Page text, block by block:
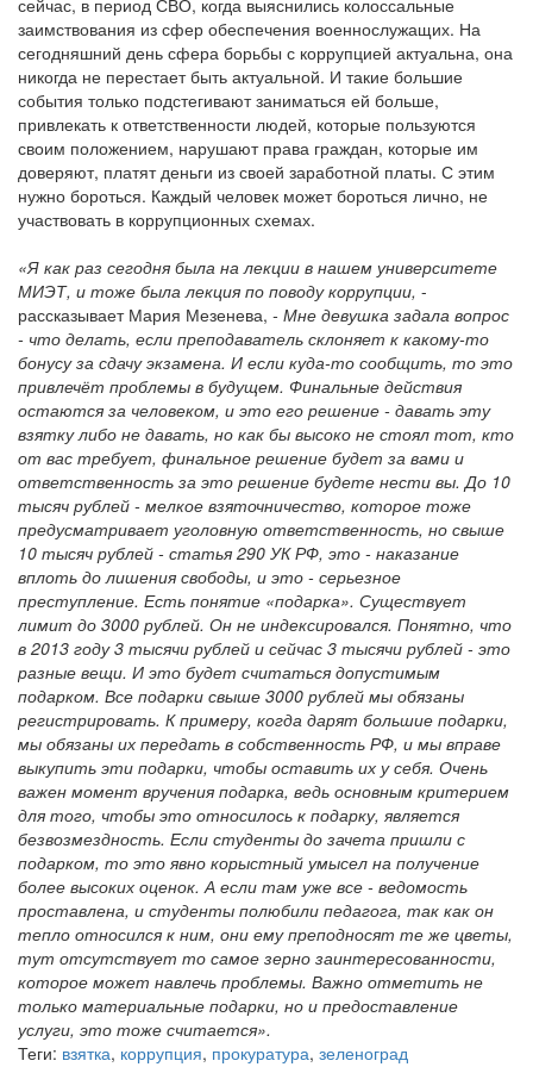
сейчас, в период СВО, когда выяснились колоссальные
заимствования из сфер обеспечения военнослужащих. На
сегодняшний день сфера борьбы с коррупцией актуальна, она
никогда не перестает быть актуальной. И такие большие
события только подстегивают заниматься ей больше,
привлекать к ответственности людей, которые пользуются
своим положением, нарушают права граждан, которые им
доверяют, платят деньги из своей заработной платы. С этим
нужно бороться. Каждый человек может бороться лично, не
участвовать в коррупционных схемах.
«Я как раз сегодня была на лекции в нашем университете
МИЭТ, и тоже была лекция по поводу коррупции, -
рассказывает Мария Мезенева, - Мне девушка задала вопрос
- что делать, если преподаватель склоняет к какому-то
бонусу за сдачу экзамена. И если куда-то сообщить, то это
привлечёт проблемы в будущем. Финальные действия
остаются за человеком, и это его решение - давать эту
взятку либо не давать, но как бы высоко не стоял тот, кто
от вас требует, финальное решение будет за вами и
ответственность за это решение будете нести вы. До 10
тысяч рублей - мелкое взяточничество, которое тоже
предусматривает уголовную ответственность, но свыше
10 тысяч рублей - статья 290 УК РФ, это - наказание
вплоть до лишения свободы, и это - серьезное
преступление. Есть понятие «подарка». Существует
лимит до 3000 рублей. Он не индексировался. Понятно, что
в 2013 году 3 тысячи рублей и сейчас 3 тысячи рублей - это
разные вещи. И это будет считаться допустимым
подарком. Все подарки свыше 3000 рублей мы обязаны
регистрировать. К примеру, когда дарят большие подарки,
мы обязаны их передать в собственность РФ, и мы вправе
выкупить эти подарки, чтобы оставить их у себя. Очень
важен момент вручения подарка, ведь основным критерием
для того, чтобы это относилось к подарку, является
безвозмездность. Если студенты до зачета пришли с
подарком, то это явно корыстный умысел на получение
более высоких оценок. А если там уже все - ведомость
проставлена, и студенты полюбили педагога, так как он
тепло относился к ним, они ему преподносят те же цветы,
тут отсутствует то самое зерно заинтересованности,
которое может навлечь проблемы. Важно отметить не
только материальные подарки, но и предоставление
услуги, это тоже считается».
Теги: взятка, коррупция, прокуратура, зеленоград